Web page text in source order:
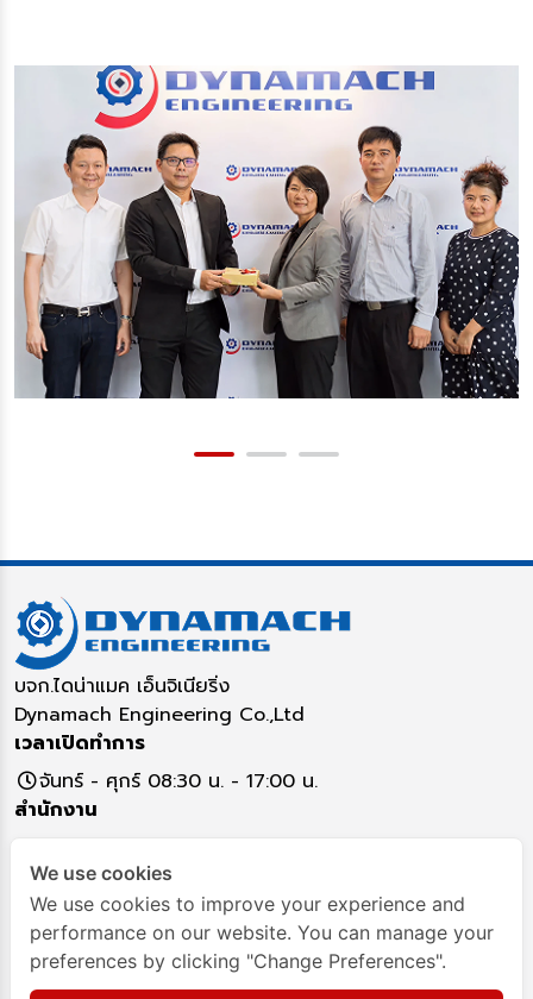
บจก.ไดน่าแมค เอ็นจิเนียริ่ง
Dynamach Engineering Co.,Ltd
เวลาเปิดทำการ
จันทร์ - ศุกร์ 08:30 น. - 17:00 น.
สำนักงาน
12130
ติดต่อสอบถาม
02-993-791702993-8349093-282-4295
Dynamach-Engineering
We use cookies
We use cookies to improve your experience and
performance on our website. You can manage your
preferences by clicking "Change Preferences".